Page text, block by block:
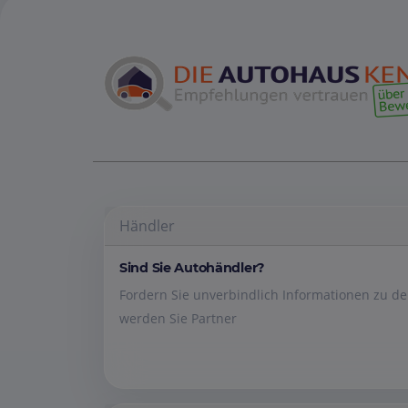
Händler
Sind Sie Autohändler?
Fordern Sie unverbindlich Informationen zu
werden Sie Partner